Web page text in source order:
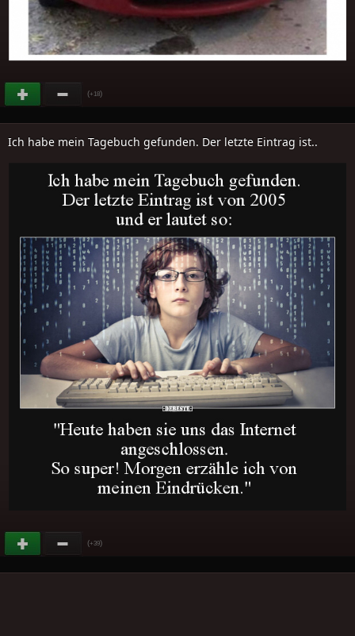
(+18)
Ich habe mein Tagebuch gefunden. Der letzte Eintrag ist..
(+39)